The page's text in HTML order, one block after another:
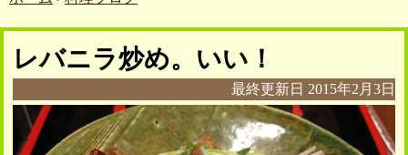
レバニラ炒め。いい！
最終更新日 2015年2月3日